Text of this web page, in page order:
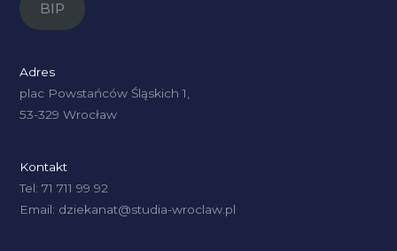
BIP
Adres
plac Powstańców Śląskich 1,
53-329 Wrocław
Kontakt
Tel: 71 711 99 92
Email: dziekanat@studia-wroclaw.pl